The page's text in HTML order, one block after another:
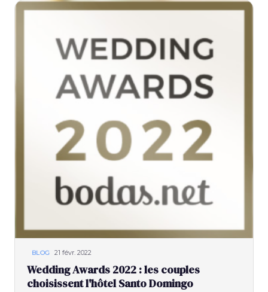
BLOG 21 févr. 2022
Wedding Awards 2022 : les couples
choisissent l'hôtel Santo Domingo